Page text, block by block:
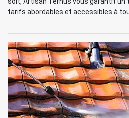
tarifs abordables et accessibles à